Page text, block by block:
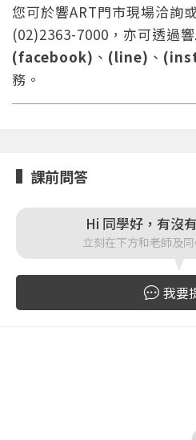
登入
您將收到一封Email，請依
入。
系統偵測到您的帳號
點擊下方「確定」將前一位
您可於響ART門市現場洽詢
(02)2363-7000，亦可透過
(facebook) 、 (line) 、
務。
課前問答
Hi 同學好，有沒
立刻在下方和老師及
我要